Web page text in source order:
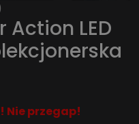
Action LED
Nie przegap!